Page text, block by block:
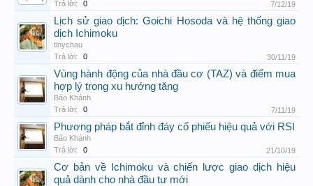
Trả lời:
0 7/12/19
Lịch sử giao dịch: Goichi Hosoda và hệ thống giao
dịch Ichimoku
tinychau
Trả lời:
0 30/11/19
Vùng hành động của nhà đầu cơ (TAZ) và điểm mua
hợp lý trong xu hướng tăng
Bảo Khánh
Trả lời:
0 7/11/19
Phương pháp bắt đỉnh đáy cổ phiếu hiệu quả với RSI
Bảo Khánh
Trả lời:
0 21/10/19
Cơ bản về Ichimoku và chiến lược giao dịch hiệu
quả dành cho nhà đầu tư mới